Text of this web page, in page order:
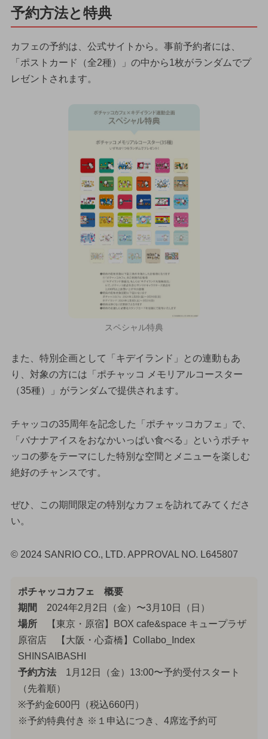
予約方法と特典
カフェの予約は、公式サイトから。事前予約者には、
「ポストカード（全2種）」の中から1枚がランダムでプ
レゼントされます。
スペシャル特典
また、特別企画として「キデイランド」との連動もあ
り、対象の方には「ポチャッコ メモリアルコースター
（35種）」がランダムで提供されます。
チャッコの35周年を記念した「ポチャッコカフェ」で、
「バナナアイスをおなかいっぱい食べる」というポチャ
ッコの夢をテーマにした特別な空間とメニューを楽しむ
絶好のチャンスです。
ぜひ、この期間限定の特別なカフェを訪れてみてくださ
い。
© 2024 SANRIO CO., LTD. APPROVAL NO. L645807
ポチャッコカフェ 概要
期間
2024年2月2日（金）〜3月10日（日）
場所【東京・原宿】BOX cafe&space キュープラザ
原宿店 【大阪・心斎橋】Collabo_Index
SHINSAIBASHI
予約方法1月12日（金）13:00〜予約受付スタート
（先着順）
※予約金600円（税込660円）
※予約特典付き ※１申込につき、4席迄予約可